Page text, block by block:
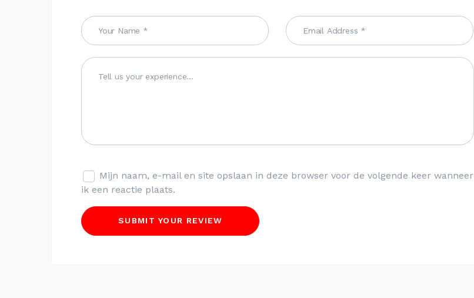
Mijn naam, e-mail en site opslaan in deze browser voor de volgende keer wanneer
ik een reactie plaats.